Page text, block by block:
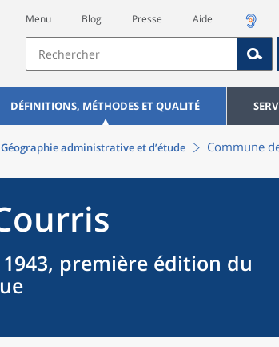
Menu Blog Presse Aide
DÉFINITIONS, MÉTHODES ET QUALITÉ
Géographie administrative et d’étude Commune
première édition du